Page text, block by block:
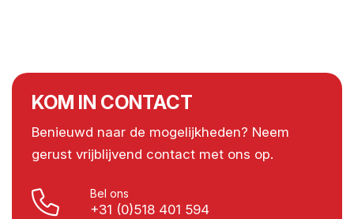
KOM IN CONTACT
Benieuwd naar de mogelijkheden? Neem
gerust vrijblijvend contact met ons op.
Bel ons
+31 (0)518 401 594